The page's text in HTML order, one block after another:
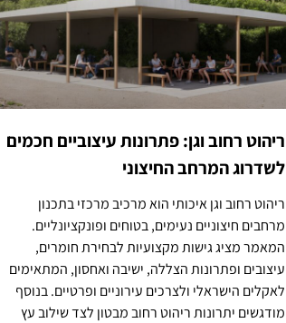
ריהוט רחוב וגן: פתרונות עיצוביים חכמים
לשדרוג המרחב החיצוני
ריהוט רחוב וגן איכותי הוא מרכיב מרכזי בתכנון
מרחבים חיצוניים נעימים, בטוחים ופונקציונליים.
המאמר מציג גישות מקצועיות לבחירת חומרים,
עיצובים ופתרונות הצללה, ישיבה ואחסון, המתאימים
לאקלים הישראלי ולצרכים עירוניים ופרטיים. בנוסף
מודגשים יתרונות ריהוט רחוב מבטון לצד שילוב עץ